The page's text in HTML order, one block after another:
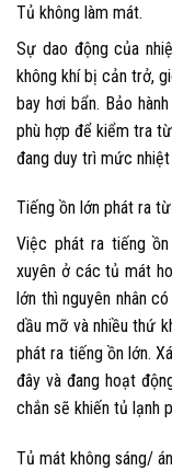
Tủ không làm mát.
Sự dao động của
không khí bị cản trở,
bay hơi bẩn. Bảo
phù hợp để kiểm tra
đang duy trì mức
Tiếng ồn lớn phát ra
Việc phát ra tiếng
xuyên ở các tủ mát
lớn thì nguyên nhân
dầu mỡ và nhiều thứ
phát ra tiếng ồn lớn.
đây và đang hoạt
chắn sẽ khiến tủ lạnh
Tủ mát không sáng/